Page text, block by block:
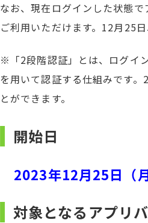
なお、現在ログインした状態
ご利用いただけます。12月25
※「2段階認証」とは、ログイ
を用いて認証する仕組みです
とができます。
開始日
2023年12月25日（
対象となるアプリ